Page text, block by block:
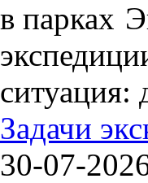
ситуация:
Задачи
30-07-